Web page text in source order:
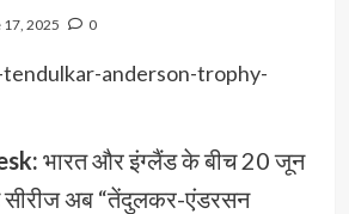
17, 2025 0
भारत और इंग्लैंड के बीच 20 जून
सीरीज अब “तेंदुलकर-एंडरसन